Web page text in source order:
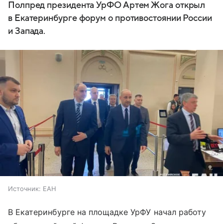
Полпред президента УрФО Артем Жога открыл
в Екатеринбурге форум о противостоянии России
и Запада.
Источник: ЕАН
В Екатеринбурге на площадке УрФУ начал работу